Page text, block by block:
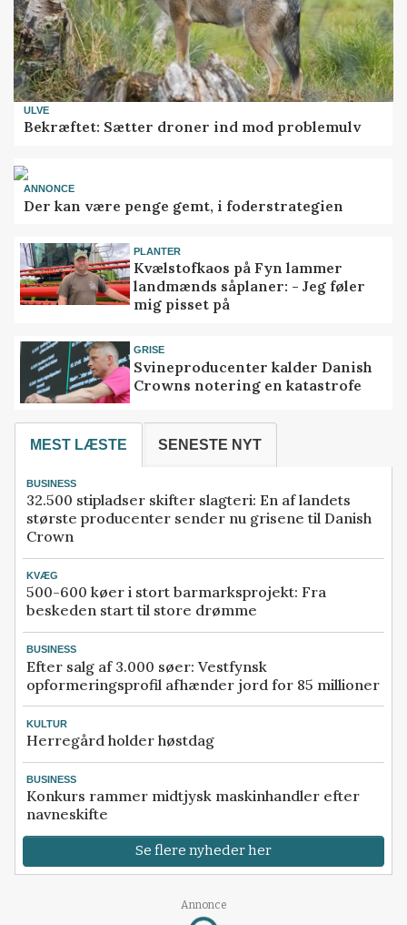
ULVE
Bekræftet: Sætter droner ind mod problemulv
ANNONCE
Der kan være penge gemt, i foderstrategien
PLANTER
Kvælstofkaos på Fyn lammer
landmænds såplaner: - Jeg føler
mig pisset på
GRISE
Svineproducenter kalder Danish
Crowns notering en katastrofe
MEST LÆSTE SENESTE NYT
BUSINESS
32.500 stipladser skifter slagteri: En af landets
største producenter sender nu grisene til Danish
Crown
KVÆG
500-600 køer i stort barmarksprojekt: Fra
beskeden start til store drømme
BUSINESS
Efter salg af 3.000 søer: Vestfynsk
opformeringsprofil afhænder jord for 85 millioner
KULTUR
Herregård holder høstdag
BUSINESS
Konkurs rammer midtjysk maskinhandler efter
navneskifte
Se flere nyheder her
Annonce